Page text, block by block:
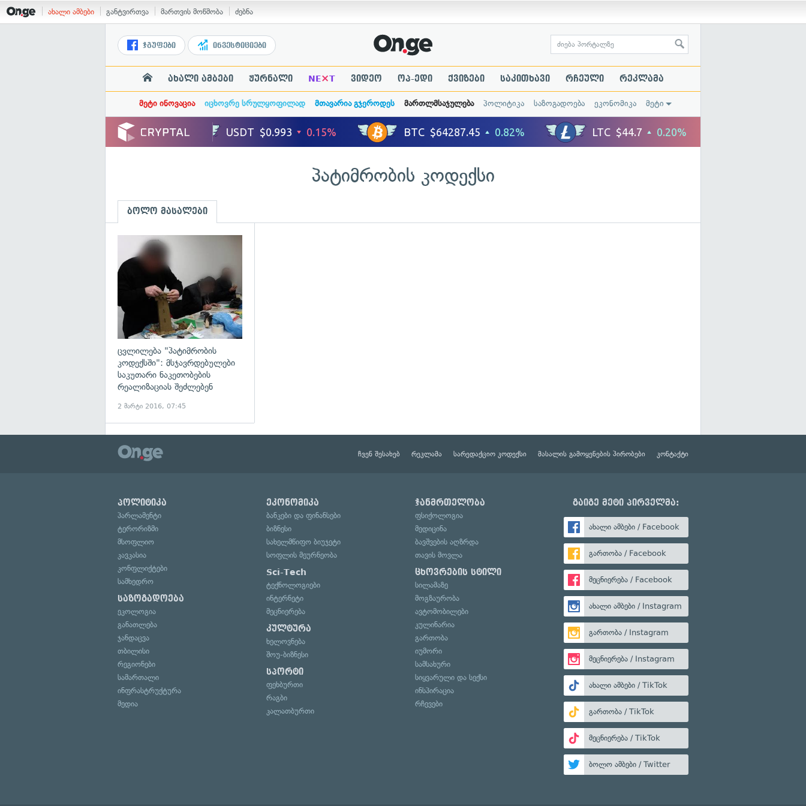
ახალი ამბები განტვირთვა მართვის მოწმობა ძებნა
ჯგუფები ინვესტიციები
ახალი ამბები ჟურნალი NE×T ვიდეო ოპ-ედი ქვიზები საკითხავი რჩეული რეკლამა
მეტი ინოვაცია იცხოვრე სრულყოფილად მთავარია გჯეროდეს მართლმსაჯულება პოლიტიკა საზოგადოება ეკონომიკა მეტი
პატიმრობის კოდექსი
ბოლო მასალები
ცვლილება "პატიმრობის
კოდექსში": მსჯავრდებულები
საკუთარი ნაკეთობების
რეალიზაციას შეძლებენ
2 მარტი 2016, 07:45
ჩვენ შესახებ რეკლამა სარედაქციო კოდექსი მასალის გამოყენების პირობები კონტაქტი
პოლიტიკა
პარლამენტი
ტერორიზმი
მსოფლიო
კავკასია
კონფლიქტები
სამხედრო
საზოგადოება
ეკოლოგია
განათლება
ჯანდაცვა
თბილისი
რეგიონები
სამართალი
ინფრასტრუქტურა
მედია
ეკონომიკა
ბანკები და ფინანსები
ბიზნესი
სახელმწიფო ბიუჯეტი
სოფლის მეურნეობა
Sci-Tech
ტექნოლოგიები
ინტერნეტი
მეცნიერება
კულტურა
ხელოვნება
შოუ-ბიზნესი
სპორტი
ფეხბურთი
რაგბი
კალათბურთი
ჯანმრთელობა
ფსიქოლოგია
მედიცინა
ბავშვების აღზრდა
თავის მოვლა
ცხოვრების სტილი
სილამაზე
მოგზაურობა
ავტომობილები
კულინარია
გართობა
იუმორი
სამსახური
სიყვარული და სექსი
ინსპირაცია
რჩევები
გაიგე მეტი პირველმა:
ახალი ამბები / Facebook
გართობა / Facebook
მეცნიერება / Facebook
ახალი ამბები / Instagram
გართობა / Instagram
მეცნიერება / Instagram
ახალი ამბები / TikTok
გართობა / TikTok
მეცნიერება / TikTok
ბოლო ამბები / Twitter